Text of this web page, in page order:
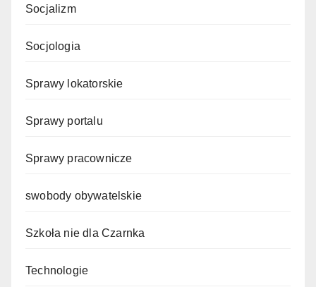
Socjalizm
Socjologia
Sprawy lokatorskie
Sprawy portalu
Sprawy pracownicze
swobody obywatelskie
Szkoła nie dla Czarnka
Technologie